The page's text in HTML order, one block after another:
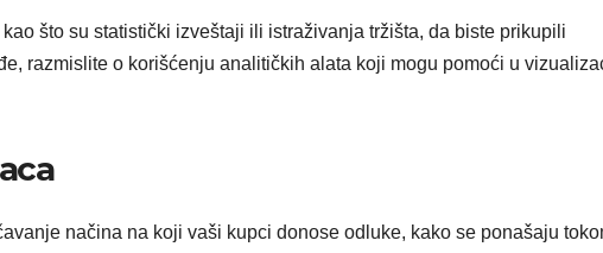
što su statistički izveštaji ili istraživanja tržišta, da biste prikupili
razmislite o korišćenju analitičkih alata koji mogu pomoći u
načina na koji vaši kupci donose odluke, kako se ponašaju